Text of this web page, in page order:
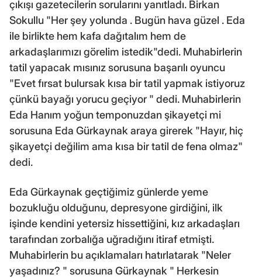
çıkışı gazetecilerin sorularını yanıtladı. Birkan
Sokullu "Her şey yolunda . Bugün hava güzel . Eda
ile birlikte hem kafa dağıtalım hem de
arkadaşlarımızı görelim istedik"dedi. Muhabirlerin
tatil yapacak mısınız sorusuna başarılı oyuncu
"Evet fırsat bulursak kısa bir tatil yapmak istiyoruz
çünkü bayağı yorucu geçiyor " dedi. Muhabirlerin
Eda Hanım yoğun temponuzdan şikayetçi mi
sorusuna Eda Gürkaynak araya girerek "Hayır, hiç
şikayetçi değilim ama kısa bir tatil de fena olmaz"
dedi.
Eda Gürkaynak geçtiğimiz günlerde yeme
bozukluğu olduğunu, depresyone girdiğini, ilk
işinde kendini yetersiz hissettiğini, kız arkadaşları
tarafından zorbalığa uğradığını itiraf etmişti.
Muhabirlerin bu açıklamaları hatırlatarak "Neler
yaşadınız? " sorusuna Gürkaynak " Herkesin